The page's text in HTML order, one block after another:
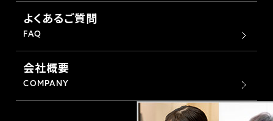
よくあるご質問
FAQ
会社概要
COMPANY